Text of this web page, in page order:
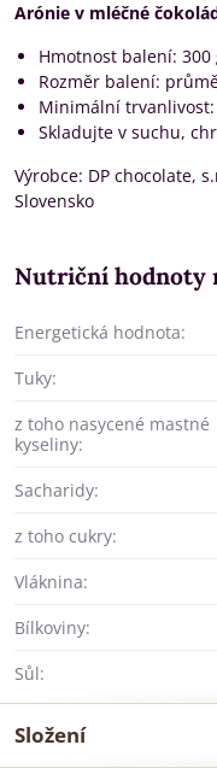
Arónie v mléčné
Hmotnost balení: 300
Rozměr balení:
Minimální trvanlivost:
Skladujte v suchu,
Výrobce: DP chocolate,
Slovensko
Nutriční hodnoty
Energetická hodnota:
Tuky:
z toho nasycené mastné
kyseliny:
Sacharidy:
z toho cukry:
Vláknina:
Bílkoviny:
Sůl:
Složení